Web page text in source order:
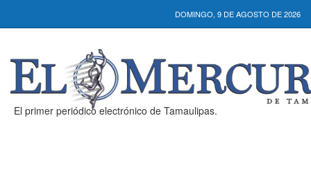
DOMINGO, 9 DE AGOSTO DE 2026
El primer periódico electrónico de Tamaulipas.